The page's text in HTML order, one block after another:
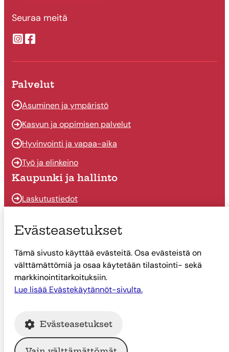
Seuraa meitä
Suonenjoen kaupungin Instragram
Suonenjoen kaupungin Facebook
Palvelut
Asuminen ja ympäristö
Kasvun ja oppimisen palvelut
Hyvinvointi ja vapaa-aika
Työ ja elinkeino
Kaupunki ja hallinto
Laskutustiedot
Päätöksenteko
Talous
Yhteystiedot
Tietoa Suonenjoesta
Tietoa Suonenjoesta
Evästeasetukset
Tämä sivusto käyttää evästeitä. Osa evästeistä on
välttämättömiä ja osaa käytetään tilastointi- sekä
markkinointitarkoituksiin.
Lue lisää Evästekäytännöt-sivulta.
Evästeasetukset